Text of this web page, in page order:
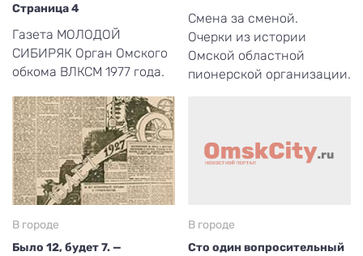
Страница 4
Газета МОЛОДОЙ
СИБИРЯК Орган Омского
обкома ВЛКСМ 1977 года.
Смена за сменой.
Очерки из истории
Омской областной
пионерской организации.
В городе
Было 12, будет 7. —
В городе
Сто один вопросительный